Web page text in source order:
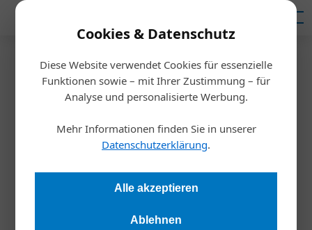
Cookies & Datenschutz
Diese Website verwendet Cookies für essenzielle
Funktionen sowie – mit Ihrer Zustimmung – für
Analyse und personalisierte Werbung.
Mehr Informationen finden Sie in unserer
Datenschutzerklärung.
Alle akzeptieren
Ablehnen
Startseite/Allgemein
7 Wege Korruption zu
verhindern
Korruptionsvorwürfe können die Reputation von